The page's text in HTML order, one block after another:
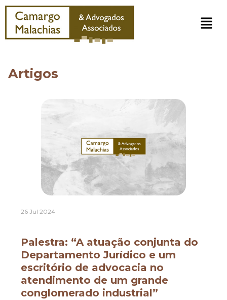
Artigos
26 Jul 2024
Palestra: “A atuação conjunta do
Departamento Jurídico e um
escritório de advocacia no
atendimento de um grande
conglomerado industrial”